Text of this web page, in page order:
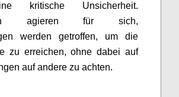
kritische Unsicherheit.
agieren für sich,
werden getroffen, um die
zu erreichen, ohne dabei auf
auf andere zu achten.